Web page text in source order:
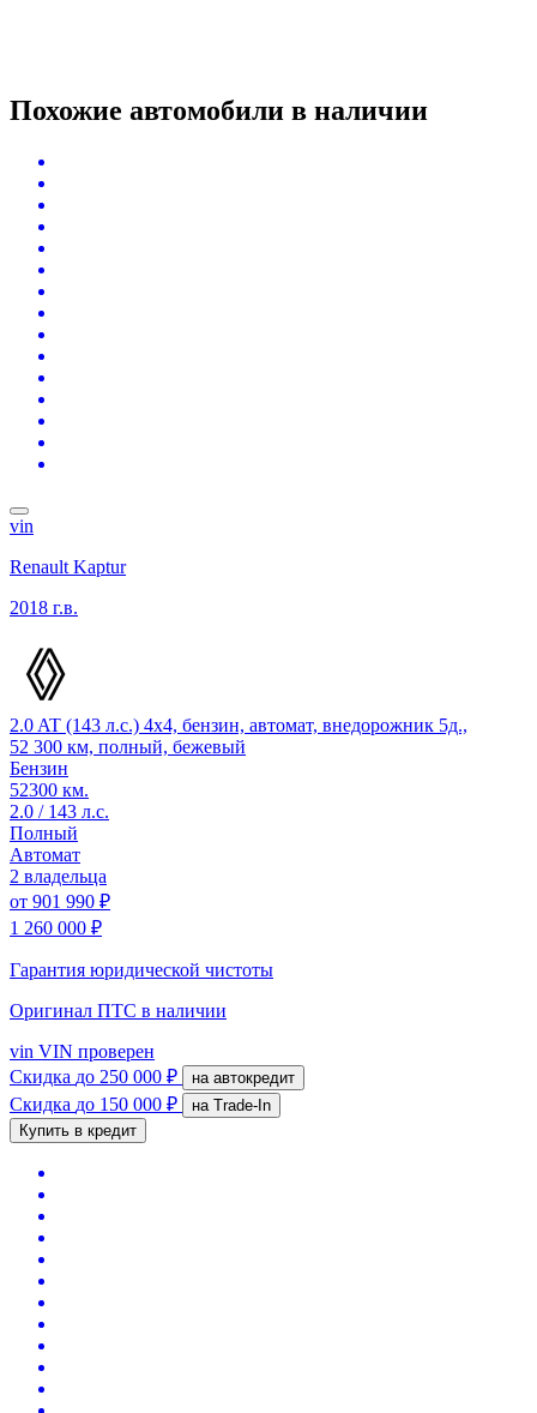
Похожие автомобили в наличии
vin
Renault Kaptur
2018 г.в.
2.0 AT (143 л.с.) 4x4, бензин, автомат, внедорожник 5д.,
52 300 км, полный, бежевый
Бензин
52300 км.
2.0 / 143 л.с.
Полный
Автомат
2 владельца
от 901 990 ₽
1 260 000 ₽
Гарантия юридической чистоты
Оригинал ПТС в наличии
vin VIN проверен
Скидка до 250 000 ₽ на автокредит
Скидка до 150 000 ₽
на Trade-In
Купить в кредит